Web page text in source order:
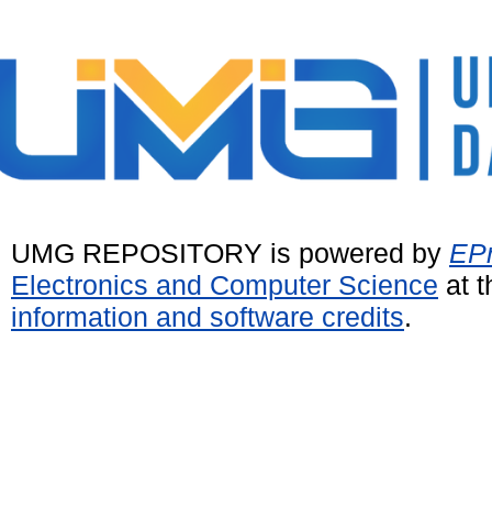
UMG REPOSITORY is powered by
Electronics and Computer Science at
information and software credits.